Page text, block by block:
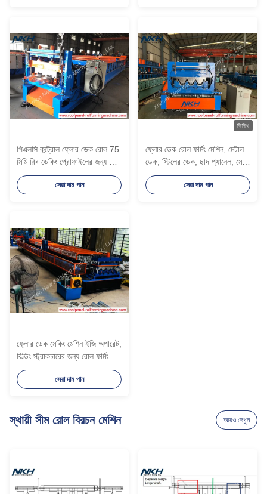
পিএলসি কন্ট্রোল ফ্লোর ডেক রোল 75
মিমি রিব ডেকিং প্রোফাইলের জন্য তৈরি
মেশিন
সেরা দাম পান
ভিডিও
ফ্লোর ডেক রোল ফর্মিং মেশিন, মেটাল
ডেক, স্টিলের ডেক, ছাদ প্যানেল, মেঝে
সমর্থন, উচ্চ পাঁজর
সেরা দাম পান
ফ্লোর ডেক মেকিং মেশিন ইজি অপারেট,
বিল্ডিং স্ট্রাকচারের জন্য রোল ফর্মিং
মেশিন, প্রতিটি স্টেজে গেরা বক্স সহ
সেরা দাম পান
স্থায়ী সীম রোল বিরচন মেশিন আরও দেখুন